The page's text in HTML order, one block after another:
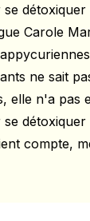
détoxiquer
Carole
ne sait
elle n'a pas
détoxiquer
compte,